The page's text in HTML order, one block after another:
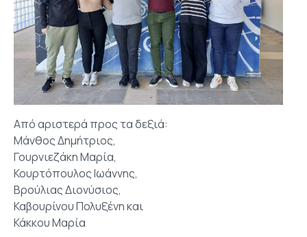
Από αριστερά προς τα δεξιά:
Μάνθος Δημήτριος,
Γουρνιεζάκη Μαρία,
Κουρτόπουλος Ιωάννης,
Βρούλιας Διονύσιος,
Καβουρίνου Πολυξένη και
Κάκκου Μαρία